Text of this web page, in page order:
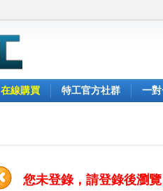
在線購買 特工官方社群 一
您未登錄，請登錄後瀏